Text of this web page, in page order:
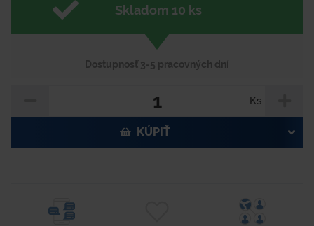
Skladom 10 ks
Dostupnosť 3-5 pracovných dní
Ks
KÚPIŤ